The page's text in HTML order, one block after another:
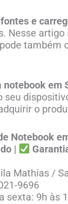
fontes e
Nesse
notebook em
o
Notebook
|
Mathias /
9696
9h às